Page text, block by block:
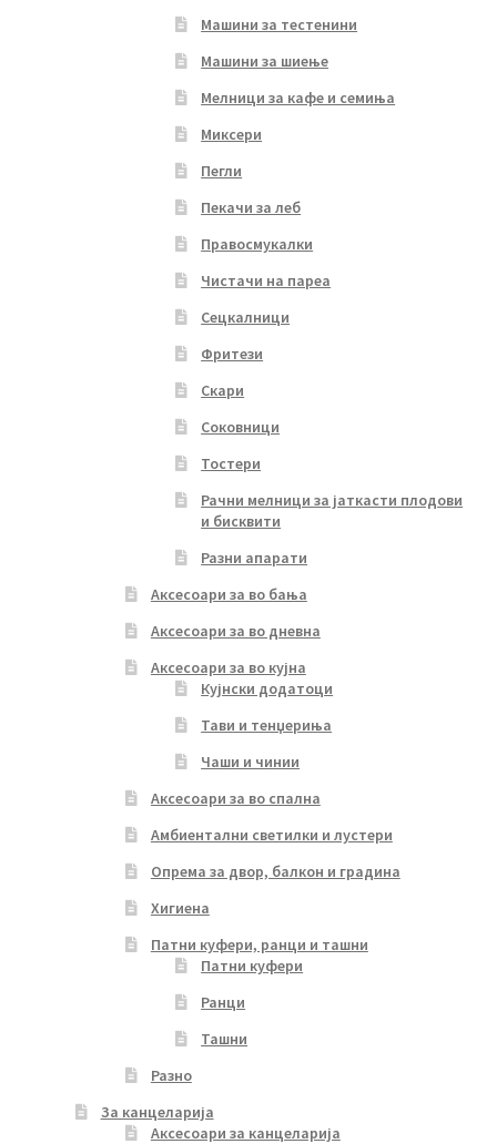
Машини за тестенини
Машини за шиење
Мелници за кафе и семиња
Миксери
Пегли
Пекачи за леб
Правосмукалки
Чистачи на пареа
Сецкалници
Фритези
Скари
Соковници
Тостери
Рачни мелници за јаткасти плодови
и бисквити
Разни апарати
Аксесоари за во бања
Аксесоари за во дневна
Аксесоари за во кујна
Кујнски додатоци
Тави и тенџериња
Чаши и чинии
Аксесоари за во спална
Амбиентални светилки и лустери
Опрема за двор, балкон и градина
Хигиена
Патни куфери, ранци и ташни
Патни куфери
Ранци
Ташни
Разно
За канцеларија
Аксесоари за канцеларија